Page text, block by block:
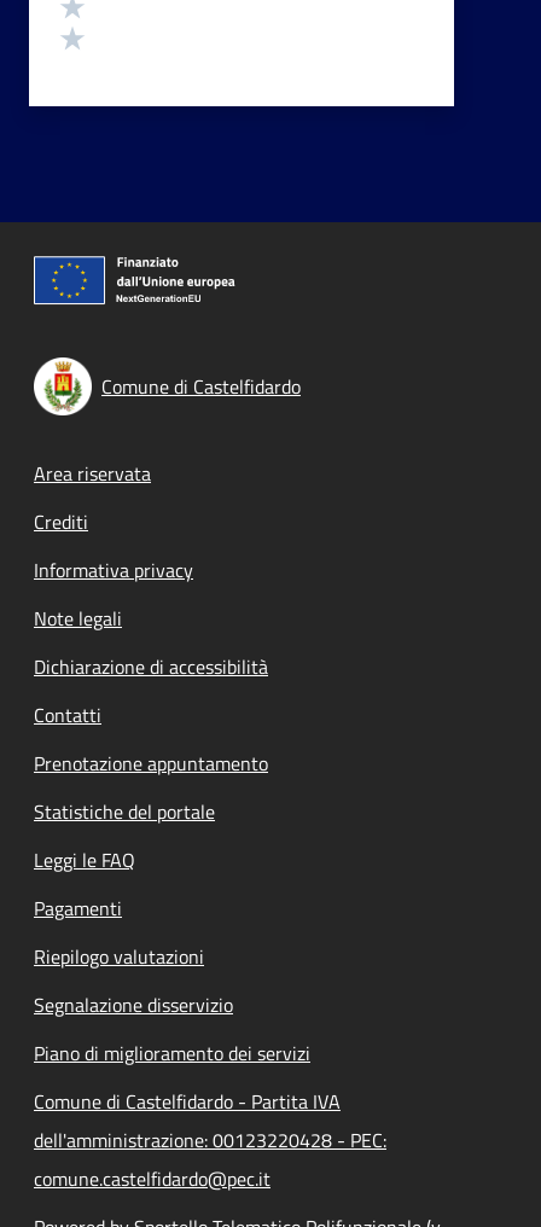
Comune di Castelfidardo
Footer menu
Area riservata
Crediti
Informativa privacy
Note legali
Dichiarazione di accessibilità
Contatti
Prenotazione appuntamento
Statistiche del portale
Leggi le FAQ
Pagamenti
Riepilogo valutazioni
Segnalazione disservizio
Piano di miglioramento dei servizi
Comune di Castelfidardo - Partita IVA
dell'amministrazione: 00123220428 - PEC:
comune.castelfidardo@pec.it